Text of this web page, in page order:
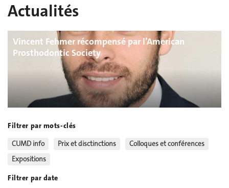
Actualités
Vincent Fehmer récompensé par l’American
Prosthodontic Society
Filtrer par mots-clés
CUMD info Prix et disctinctions
Colloques et conférences
Expositions
Filtrer par date